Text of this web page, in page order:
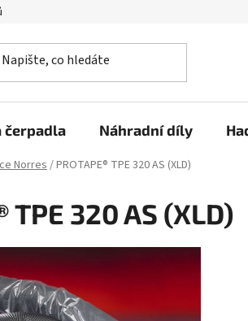
čerpadla Náhradní díly
Norres/PROTAPE® TPE 320 AS (XLD)
TPE 320 AS (XLD)